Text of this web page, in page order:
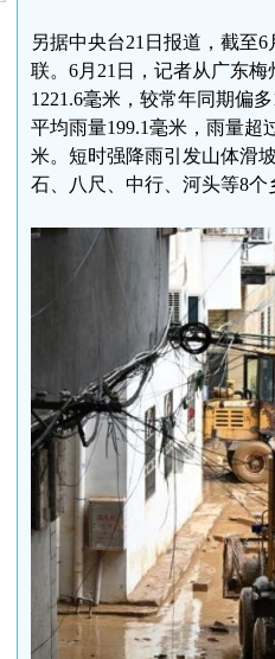
另据中央台21日报道，截至
联。6月21日，记者从广东
1221.6毫米，较常年同期偏
平均雨量199.1毫米，雨量超
米。短时强降雨引发山体滑
石、八尺、中行、河头等8个